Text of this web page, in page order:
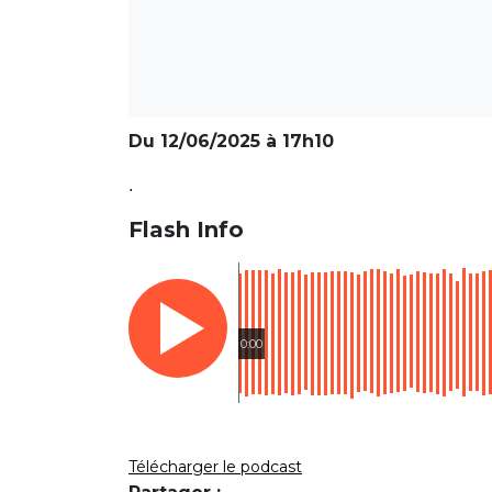
Du 12/06/2025 à 17h10
.
Flash Info
0:00
Télécharger le podcast